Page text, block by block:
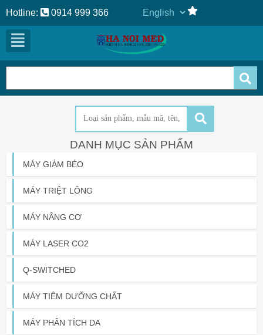
Hotline: 0914 999 366
DANH MỤC SẢN PHẨM
MÁY GIẢM BÉO
MÁY TRIỆT LÔNG
MÁY NÂNG CƠ
MÁY LASER CO2
Q-SWITCHED
MÁY TIÊM DƯỠNG CHẤT
MÁY PHÂN TÍCH DA